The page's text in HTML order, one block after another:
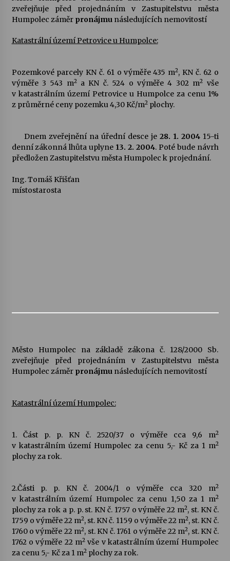
Pozvánka na integrační festival Quijotova
šedesátka: 28. 7.–1. 8. 2026
28. 7. 2026
Votavžatský ploty
Letní koncerty ve Stromovce: Rufus Miller
22. 7. 2026
3. 7. 2026
zveřejňuje před projednáním v Zastupitelstvu města
Humpolec záměr pronájmunásledujících nemovitostí
Katastrální území Petrovice u Humpolce:
Pozemkové parcely KN č. 61 o výměře 435 m2, KN č. 62 o
výměře 3 543 m2a KN č. 524 o výměře 4 302 m2
vše
v katastrálním území Petrovice u Humpolce za cenu 1%
z průměrné ceny pozemku 4,30 Kč/m2plochy.
Dnem zveřejnění na úřední desce je 28. 1. 200415-ti
denní zákonná lhůta uplyne 13. 2. 2004. Poté bude návrh
předložen Zastupitelstvu města Humpolec k projednání.
Ing. Tomáš Křišťan
místostarosta
Město Humpolec na základě zákona č. 128/2000 Sb.
zveřejňuje před projednáním v Zastupitelstvu města
Humpolec záměr pronájmunásledujících nemovitostí
Katastrální území Humpolec:
1. Část p. p. KN č. 2520/37 o výměře cca 9,6 m2
v katastrálním území Humpolec za cenu 5,- Kč za 1 m2
plochy za rok.
2.Části p. p. KN č. 2004/1 o výměře cca 320 m2
v katastrálním území Humpolec za cenu 1,50 za 1 m2
plochy za rok a p. p. st. KN č. 1757 o výměře 22 m2, st. KN č.
1759 o výměře 22 m2, st. KN č. 1159 o výměře 22 m2, st. KN č.
1760 o výměře 22 m2, st. KN č. 1761 o výměře 22 m2, st. KN č.
1762 o výměře 22 m2vše v katastrálním území Humpolec
za cenu 5,- Kč za 1 m2plochy za rok.